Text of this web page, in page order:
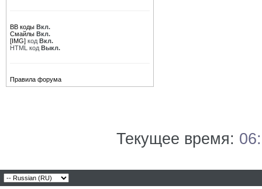
BB коды Вкл.
Смайлы Вкл.
[IMG] код Вкл.
HTML код Выкл.
Правила форума
Текущее время: